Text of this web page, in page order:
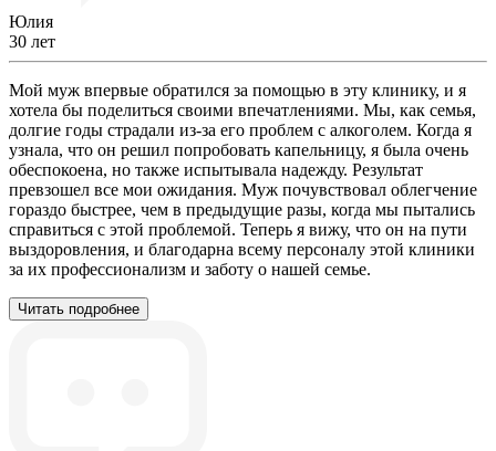
Юлия
30 лет
Мой муж впервые обратился за помощью в эту клинику, и я
хотела бы поделиться своими впечатлениями. Мы, как семья,
долгие годы страдали из-за его проблем с алкоголем. Когда я
узнала, что он решил попробовать капельницу, я была очень
обеспокоена, но также испытывала надежду. Результат
превзошел все мои ожидания. Муж почувствовал облегчение
гораздо быстрее, чем в предыдущие разы, когда мы пытались
справиться с этой проблемой. Теперь я вижу, что он на пути
выздоровления, и благодарна всему персоналу этой клиники
за их профессионализм и заботу о нашей семье.
Читать подробнее